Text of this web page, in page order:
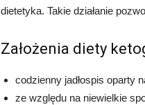
dietetyka. Takie działanie
Założenia diety
codzienny jadłospis oparty
ze względu na niewielkie